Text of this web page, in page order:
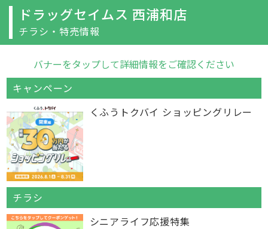
ドラッグセイムス 西浦和店
チラシ・特売情報
バナーをタップして詳細情報をご確認ください
キャンペーン
くふうトクバイ ショッピングリレー
チラシ
シニアライフ応援特集